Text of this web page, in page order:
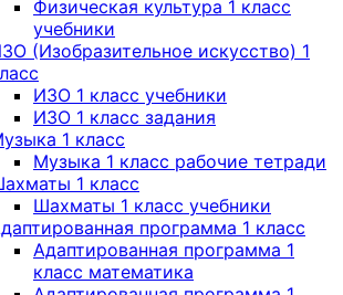
Физическая культура 1 класс
учебники
(Изобразительное искусство) 1
ИЗО 1 класс учебники
ИЗО 1 класс задания
1 класс
Музыка 1 класс рабочие тетради
1 класс
Шахматы 1 класс учебники
программа 1 класс
Адаптированная программа 1
класс математика